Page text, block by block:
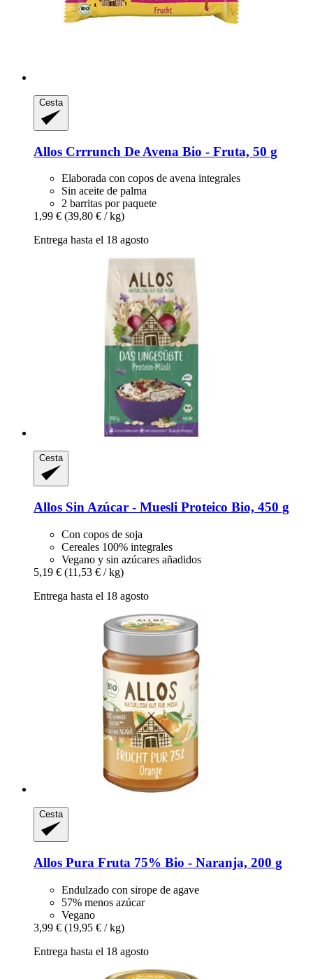
Cesta
Allos Crrrunch De Avena Bio -​ Fruta, 50 g
Elaborada con copos de avena integrales
Sin aceite de palma
2 barritas por paquete
1,99 € (39,80 € / kg)
Entrega hasta el 18 agosto
Cesta
Allos Sin Azúcar -​ Muesli Proteico Bio, 450 g
Con copos de soja
Cereales 100% integrales
Vegano y sin azúcares añadidos
5,19 € (11,53 € / kg)
Entrega hasta el 18 agosto
Cesta
Allos Pura Fruta 75% Bio -​ Naranja, 200 g
Endulzado con sirope de agave
57% menos azúcar
Vegano
3,99 € (19,95 € / kg)
Entrega hasta el 18 agosto